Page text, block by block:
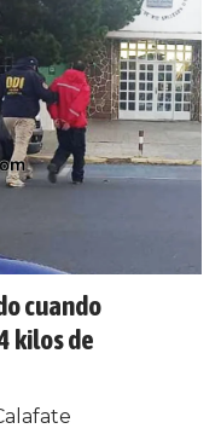
cuando
kilos de